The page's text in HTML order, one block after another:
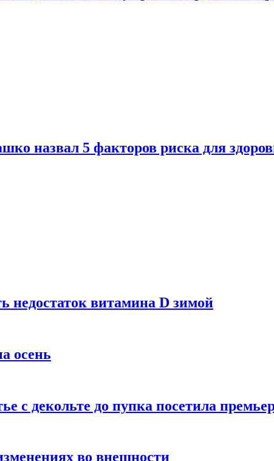
назвал 5 факторов риска для
недостаток витамина D зимой
осень
с декольте до пупка посетила
во внешности